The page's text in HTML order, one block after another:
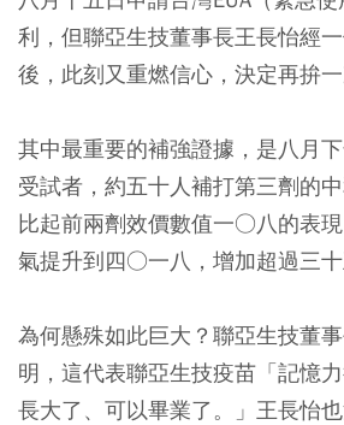
利，但聯亞生技董事長王長怡經一
後，此刻又重燃信心，決定再拚一
其中最重要的補強證據，是八月
受試者，約五十人補打第三劑的
比起前兩劑效價數值一○八的表
氣提升到四○一八，增加超過三十
為何懸殊如此巨大？聯亞生技董
明，這代表聯亞生技疫苗「記憶
長大了、可以畢業了。」王長怡